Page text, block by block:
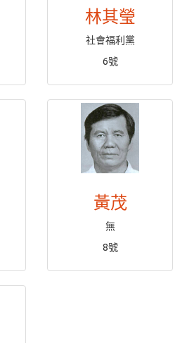
林其瑩
社會福利黨
6號
黃茂
無
8號